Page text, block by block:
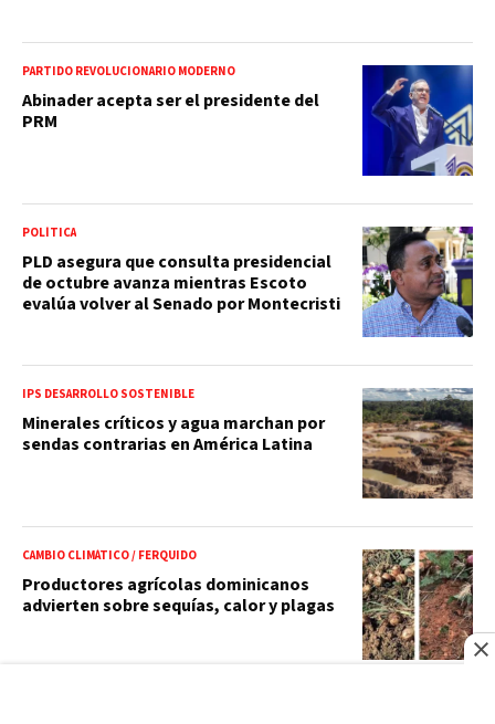
PARTIDO REVOLUCIONARIO MODERNO
Abinader acepta ser el presidente del
PRM
POLÍTICA
PLD asegura que consulta presidencial
de octubre avanza mientras Escoto
evalúa volver al Senado por Montecristi
IPS DESARROLLO SOSTENIBLE
Minerales críticos y agua marchan por
sendas contrarias en América Latina
CAMBIO CLIMÁTICO / FERQUIDO
Productores agrícolas dominicanos
advierten sobre sequías, calor y plagas